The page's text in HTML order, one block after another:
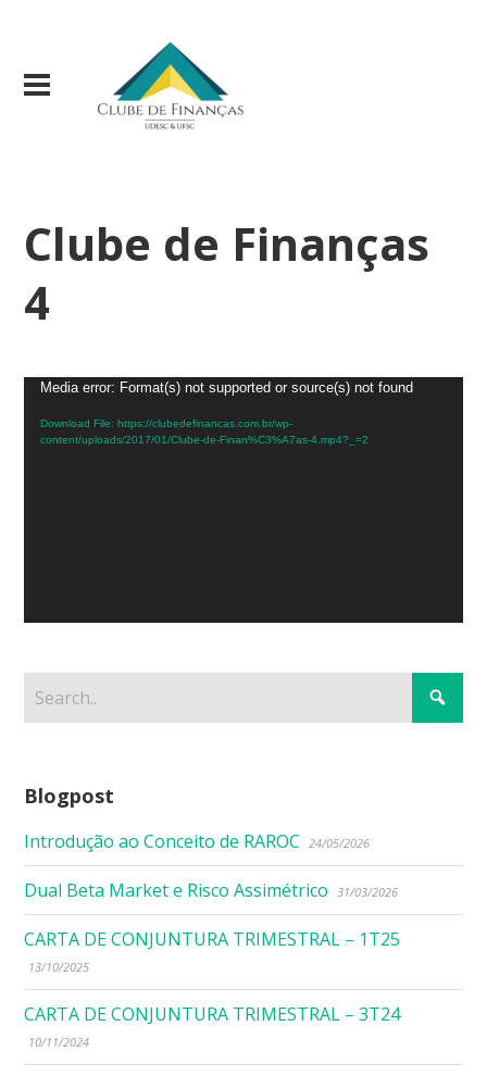
Clube de Finanças
4
Video
Player
Media error: Format(s) not supported or source(s) not found
Download File: https://clubedefinancas.com.br/wp-
content/uploads/2017/01/Clube-de-Finan%C3%A7as-4.mp4?_=2
Blogpost
Introdução ao Conceito de RAROC 24/05/2026
Dual Beta Market e Risco Assimétrico 31/03/2026
CARTA DE CONJUNTURA TRIMESTRAL – 1T25
13/10/2025
CARTA DE CONJUNTURA TRIMESTRAL – 3T24
10/11/2024